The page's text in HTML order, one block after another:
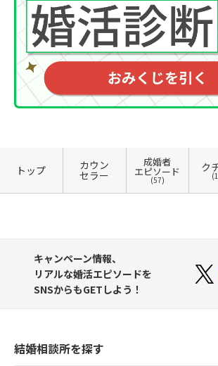
トップ カウン
セラー
成婚者
エピソード
(57)
ク
キャンペーン情報、
リアルな婚活エピソードを
SNSからもGETしよう！
結婚相談所を探す